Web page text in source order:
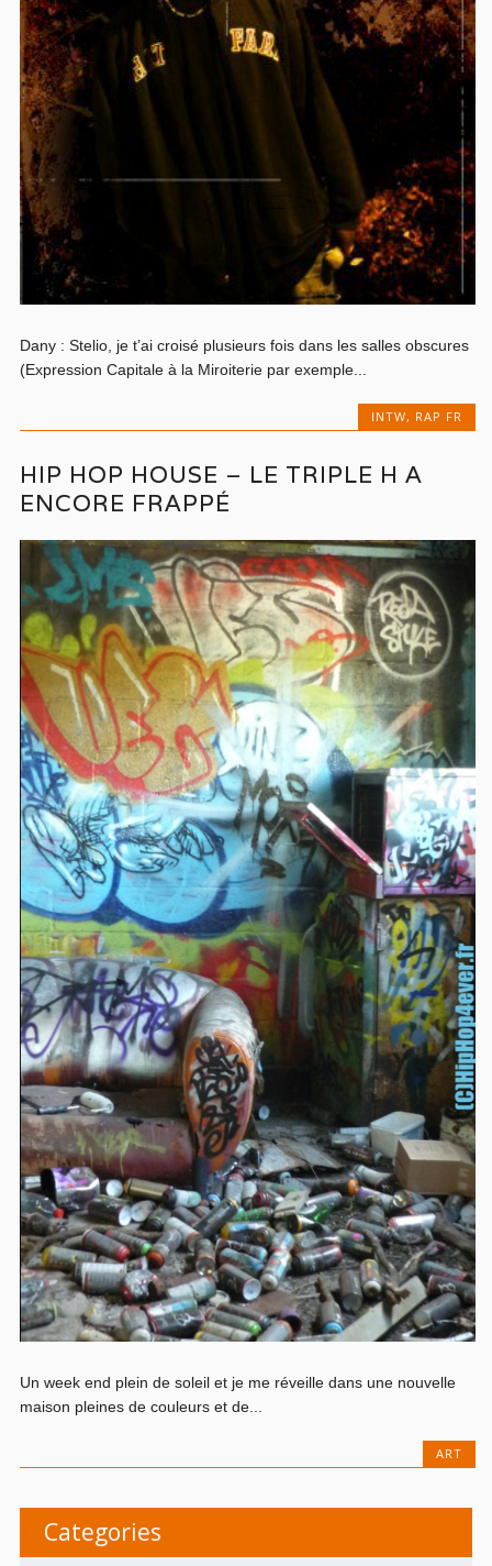
Dany : Stelio, je t’ai croisé plusieurs fois dans les salles obscures
(Expression Capitale à la Miroiterie par exemple...
INTW, RAP FR
HIP HOP HOUSE – LE TRIPLE H A
ENCORE FRAPPÉ
Un week end plein de soleil et je me réveille dans une nouvelle
maison pleines de couleurs et de...
ART
Categories